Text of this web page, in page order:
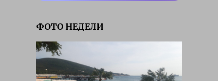
ФОТО НЕДЕЛИ